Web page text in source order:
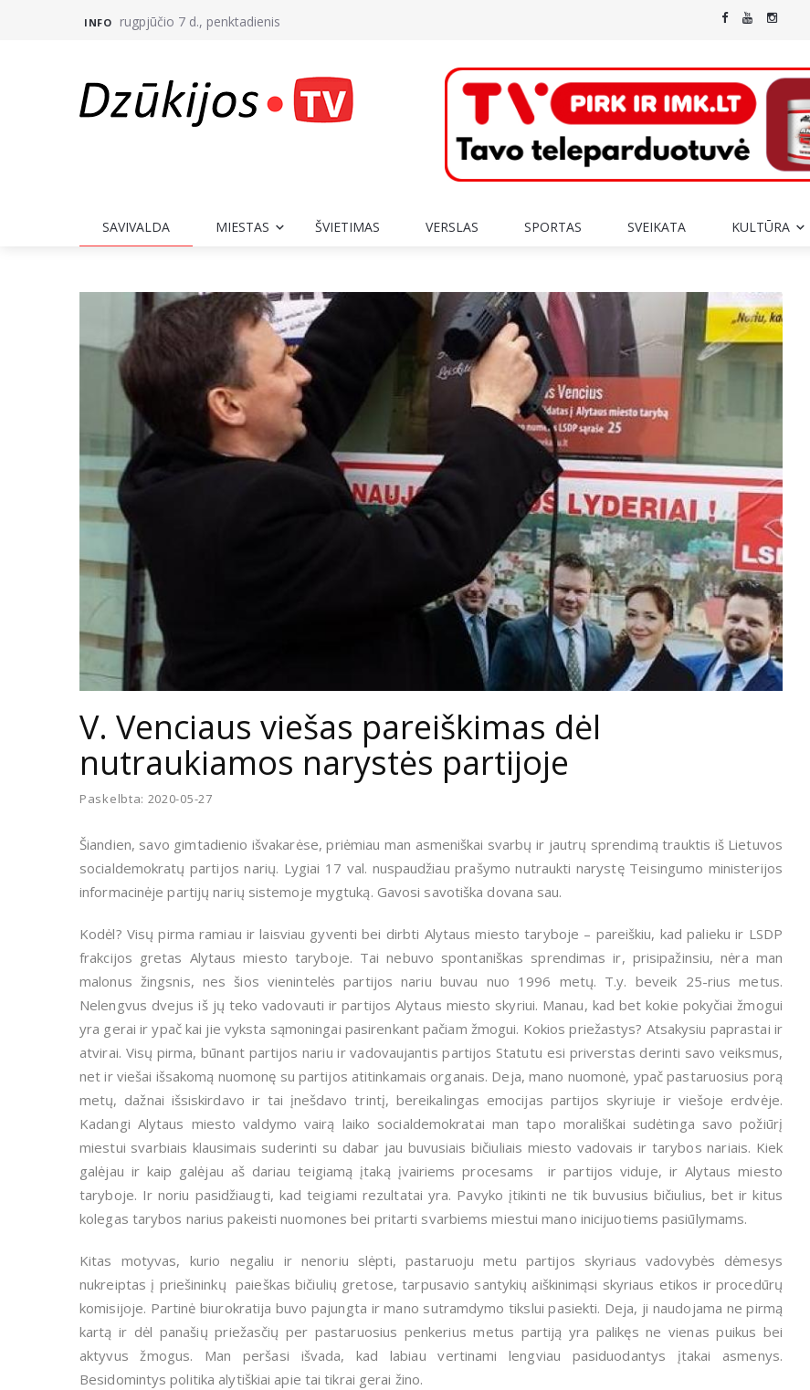
INFO rugpjūčio 7 d., penktadienis
SAVIVALDA MIESTAS ŠVIETIMAS VERSLAS SPORTAS SVEIKATA KULTŪRA
V. Venciaus viešas pareiškimas dėl
nutraukiamos narystės partijoje
Paskelbta: 2020-05-27
Šiandien, savo gimtadienio išvakarėse, priėmiau man asmeniškai svarbų ir jautrų sprendimą trauktis iš Lietuvos
socialdemokratų partijos narių. Lygiai 17 val. nuspaudžiau prašymo nutraukti narystę Teisingumo ministerijos
informacinėje partijų narių sistemoje mygtuką. Gavosi savotiška dovana sau.
Kodėl? Visų pirma ramiau ir laisviau gyventi bei dirbti Alytaus miesto taryboje – pareiškiu, kad palieku ir LSDP
frakcijos gretas Alytaus miesto taryboje. Tai nebuvo spontaniškas sprendimas ir, prisipažinsiu, nėra man
malonus žingsnis, nes šios vienintelės partijos nariu buvau nuo 1996 metų. T.y. beveik 25-rius metus.
Nelengvus dvejus iš jų teko vadovauti ir partijos Alytaus miesto skyriui. Manau, kad bet kokie pokyčiai žmogui
yra gerai ir ypač kai jie vyksta sąmoningai pasirenkant pačiam žmogui. Kokios priežastys? Atsakysiu paprastai ir
atvirai. Visų pirma, būnant partijos nariu ir vadovaujantis partijos Statutu esi priverstas derinti savo veiksmus,
net ir viešai išsakomą nuomonę su partijos atitinkamais organais. Deja, mano nuomonė, ypač pastaruosius porą
metų, dažnai išsiskirdavo ir tai įnešdavo trintį, bereikalingas emocijas partijos skyriuje ir viešoje erdvėje.
Kadangi Alytaus miesto valdymo vairą laiko socialdemokratai man tapo morališkai sudėtinga savo požiūrį
miestui svarbiais klausimais suderinti su dabar jau buvusiais bičiuliais miesto vadovais ir tarybos nariais. Kiek
galėjau ir kaip galėjau aš dariau teigiamą įtaką įvairiems procesams ir partijos viduje, ir Alytaus miesto
taryboje. Ir noriu pasidžiaugti, kad teigiami rezultatai yra. Pavyko įtikinti ne tik buvusius bičiulius, bet ir kitus
kolegas tarybos narius pakeisti nuomones bei pritarti svarbiems miestui mano inicijuotiems pasiūlymams.
Kitas motyvas, kurio negaliu ir nenoriu slėpti, pastaruoju metu partijos skyriaus vadovybės dėmesys
nukreiptas į priešininkų paieškas bičiulių gretose, tarpusavio santykių aiškinimąsi skyriaus etikos ir procedūrų
komisijoje. Partinė biurokratija buvo pajungta ir mano sutramdymo tikslui pasiekti. Deja, ji naudojama ne pirmą
kartą ir dėl panašių priežasčių per pastaruosius penkerius metus partiją yra palikęs ne vienas puikus bei
aktyvus žmogus. Man peršasi išvada, kad labiau vertinami lengviau pasiduodantys įtakai asmenys.
Besidomintys politika alytiškiai apie tai tikrai gerai žino.